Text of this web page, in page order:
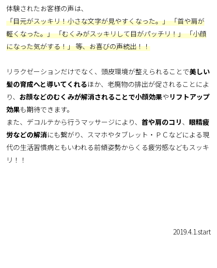
体験されたお客様の声は、
「目元がスッキリ！小さな文字が見やすくなった。」 「首や肩が
軽くなった。」 「むくみがスッキリして目がパッチリ！」 「小顔
になった気がする！」 等、お喜びの声続出！！
リラクゼーションだけでなく、頭皮環境が整えられることで美しい
髪の育成へと導いてくれるほか、老廃物の排出が促されることによ
り、 お顔などのむくみが解消されることで小顔効果や リフトアップ
効果も期待できます。
また、デコルテから行うマッサージにより、 首や肩のコリ 、 眼精疲
労などの解消にも繋がり、スマホやタブレット・ＰＣなどによる現
代の生活習慣病ともいわれる前傾姿勢からくる疲労感などもスッキ
リ！！
2019.4.1.start